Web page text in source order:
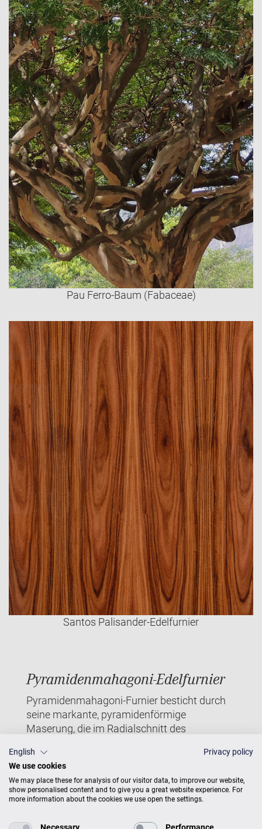
Pau Ferro-Baum (Fabaceae)
Santos Palisander-Edelfurnier
Pyramidenmahagoni-Edelfurnier
Pyramidenmahagoni-Furnier besticht durch
seine markante, pyramidenförmige
Maserung, die im Radialschnitt des
rötlich-braunen Farbtöne dieses seltene
Edelfurniers wird traditionell für exklusive
Möbel, Luxusausbauten und edle
Musikinstrumente verwendet und
English
Privacy policy
We use cookies
We may place these for analysis of our visitor data, to improve our website,
show personalised content and to give you a great website experience. For
more information about the cookies we use open the settings.